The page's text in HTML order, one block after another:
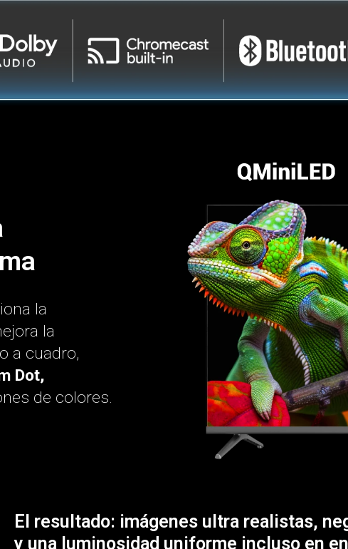
la
la
a cuadro,
Dot,
de colores.
El resultado: imágenes ultra realistas,
y una luminosidad uniforme incluso en